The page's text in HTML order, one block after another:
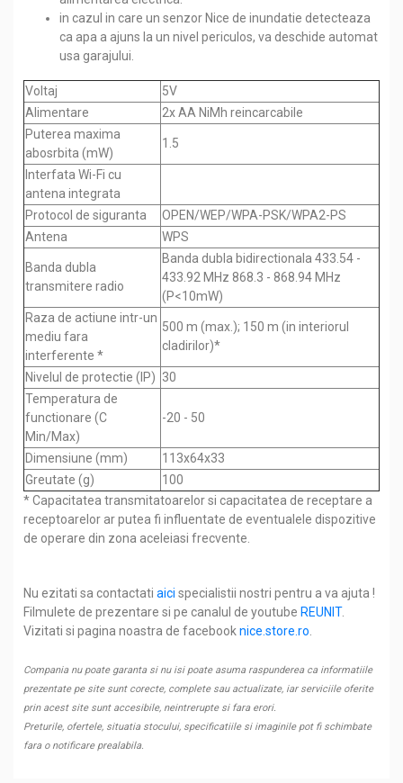
in cazul in care un senzor Nice de inundatie detecteaza
ca apa a ajuns la un nivel periculos, va deschide automat
usa garajului.
Voltaj
5V
Alimentare
2x AA NiMh reincarcabile
Puterea maxima
abosrbita (mW)
1.5
Interfata Wi-Fi cu
antena integrata
Protocol de siguranta
OPEN/WEP/WPA-PSK/WPA2-PS
Antena
WPS
Banda dubla
transmitere radio
Banda dubla bidirectionala 433.54 -
433.92 MHz 868.3 - 868.94 MHz
(P<10mW)
Raza de actiune intr-un
mediu fara
interferente *
500 m (max.); 150 m (in interiorul
cladirilor)*
Nivelul de protectie (IP) 30
Temperatura de
functionare (C
Min/Max)
-20 - 50
Dimensiune (mm)
113x64x33
Greutate (g)
100
* Capacitatea transmitatoarelor si capacitatea de receptare a
receptoarelor ar putea fi influentate de eventualele dispozitive
de operare din zona aceleiasi frecvente.
Nu ezitati sa contactati aici specialistii nostri pentru a va ajuta !
Filmulete de prezentare si pe canalul de youtube REUNIT.
Vizitati si pagina noastra de facebooknice.store.ro
Compania nu poate garanta si nu isi poate asuma raspunderea ca informatiile
prezentate pe site sunt corecte, complete sau actualizate, iar serviciile oferite
prin acest site sunt accesibile, neintrerupte si fara erori.
Preturile, ofertele, situatia stocului, specificatiile si imaginile pot fi schimbate
fara o notificare prealabila.